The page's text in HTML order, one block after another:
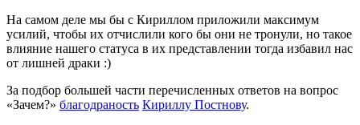
На самом деле мы бы с Кириллом приложили максимум
усилий, чтобы их отчислили кого бы они не тронули, но такое
влияние нашего статуса в их представлении тогда избавил нас
от лишней драки :)
За подбор большей части перечисленных ответов на вопрос
«Зачем?» благодраность Кириллу Постнову.